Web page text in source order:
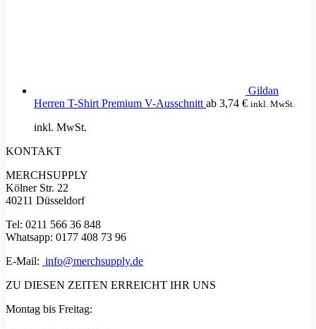
Gildan
Herren T-Shirt Premium V-Ausschnitt ab 3,74 € inkl. MwSt.
inkl. MwSt.
KONTAKT
MERCHSUPPLY
Kölner Str. 22
40211 Düsseldorf
Tel: 0211 566 36 848
Whatsapp: 0177 408 73 96
E-Mail: info@merchsupply.de
ZU DIESEN ZEITEN ERREICHT IHR UNS
Montag bis Freitag: